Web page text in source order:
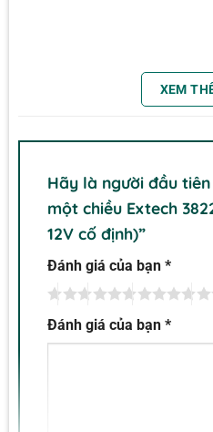
Nguồn một chiều Extech
XEM
Hãy là người đầu
một chiều Extech
12V cố định)”
Đánh giá của bạn *
Đánh giá của bạn *